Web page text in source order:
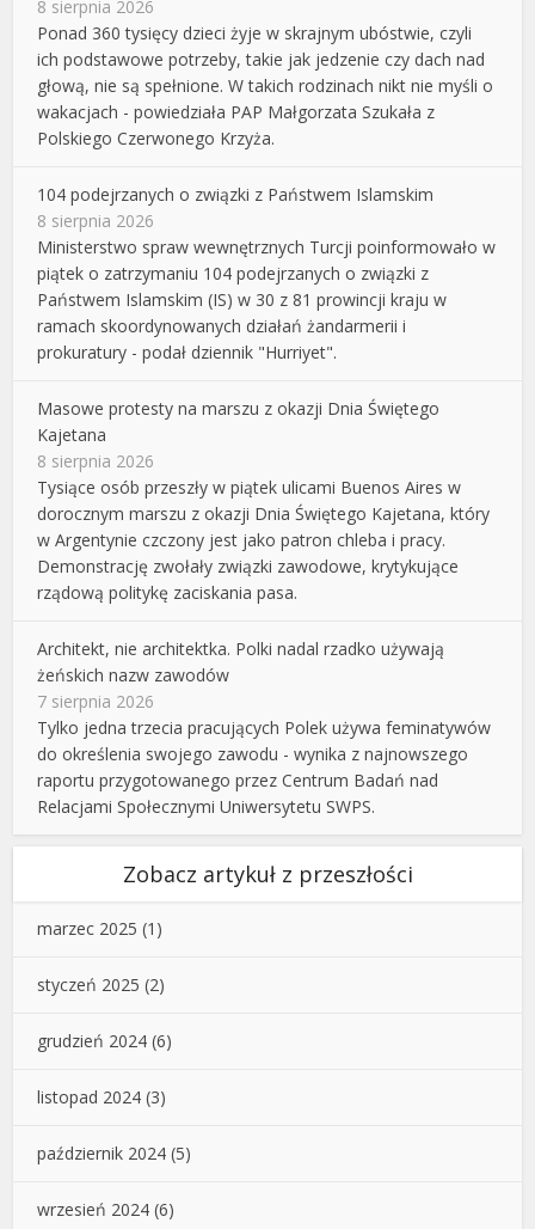
8 sierpnia 2026
Ponad 360 tysięcy dzieci żyje w skrajnym ubóstwie, czyli
ich podstawowe potrzeby, takie jak jedzenie czy dach nad
głową, nie są spełnione. W takich rodzinach nikt nie myśli o
wakacjach - powiedziała PAP Małgorzata Szukała z
Polskiego Czerwonego Krzyża.
104 podejrzanych o związki z Państwem Islamskim
8 sierpnia 2026
Ministerstwo spraw wewnętrznych Turcji poinformowało w
piątek o zatrzymaniu 104 podejrzanych o związki z
Państwem Islamskim (IS) w 30 z 81 prowincji kraju w
ramach skoordynowanych działań żandarmerii i
prokuratury - podał dziennik "Hurriyet".
Masowe protesty na marszu z okazji Dnia Świętego
Kajetana
8 sierpnia 2026
Tysiące osób przeszły w piątek ulicami Buenos Aires w
dorocznym marszu z okazji Dnia Świętego Kajetana, który
w Argentynie czczony jest jako patron chleba i pracy.
Demonstrację zwołały związki zawodowe, krytykujące
rządową politykę zaciskania pasa.
Architekt, nie architektka. Polki nadal rzadko używają
żeńskich nazw zawodów
7 sierpnia 2026
Tylko jedna trzecia pracujących Polek używa feminatywów
do określenia swojego zawodu - wynika z najnowszego
raportu przygotowanego przez Centrum Badań nad
Relacjami Społecznymi Uniwersytetu SWPS.
Zobacz artykuł z przeszłości
marzec 2025 (1)
styczeń 2025 (2)
grudzień 2024 (6)
listopad 2024 (3)
październik 2024 (5)
wrzesień 2024 (6)